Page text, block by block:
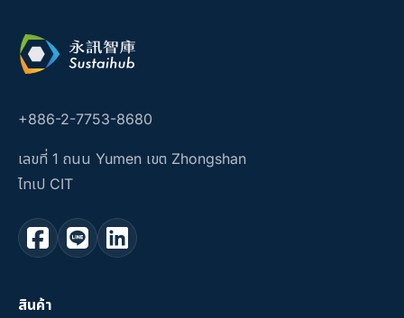
+886-2-7753-8680
เลขที่ 1 ถนน Yumen เขต Zhongshan
ไทเป CIT
สินค้า